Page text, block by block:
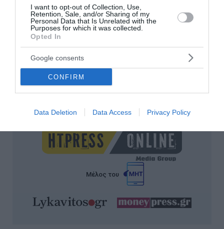
I want to opt-out of Collection, Use,
Retention, Sale, and/or Sharing of my
Personal Data that Is Unrelated with the
Purposes for which it was collected.
Opted In
Google consents
CONFIRM
Data Deletion Data Access Privacy Policy
Αρχική
Χρήση Cookies στον Ιστότοπο μας
Newsletter
Media Kit
Όροι Χρήσης
Μέλος του